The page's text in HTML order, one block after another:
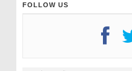
FOLLOW US